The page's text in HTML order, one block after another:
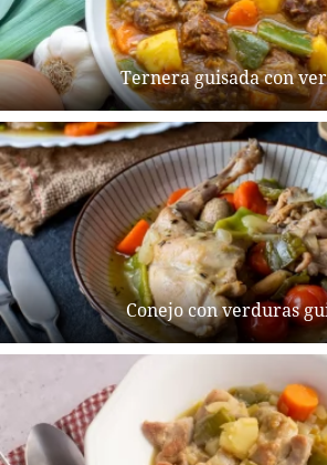
Ternera guisada con
Conejo con verduras